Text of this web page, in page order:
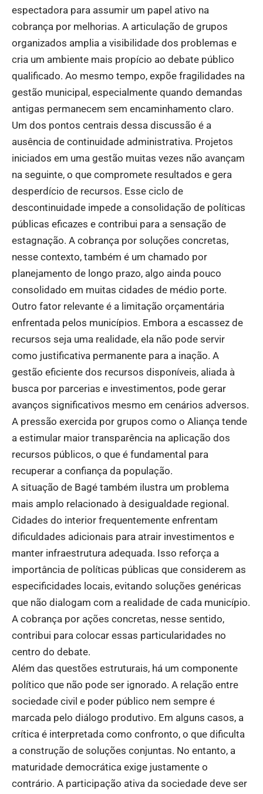
espectadora para assumir um papel ativo na
cobrança por melhorias. A articulação de grupos
organizados amplia a visibilidade dos problemas e
cria um ambiente mais propício ao debate público
qualificado. Ao mesmo tempo, expõe fragilidades na
gestão municipal, especialmente quando demandas
antigas permanecem sem encaminhamento claro.
Um dos pontos centrais dessa discussão é a
ausência de continuidade administrativa. Projetos
iniciados em uma gestão muitas vezes não avançam
na seguinte, o que compromete resultados e gera
desperdício de recursos. Esse ciclo de
descontinuidade impede a consolidação de políticas
públicas eficazes e contribui para a sensação de
estagnação. A cobrança por soluções concretas,
nesse contexto, também é um chamado por
planejamento de longo prazo, algo ainda pouco
consolidado em muitas cidades de médio porte.
Outro fator relevante é a limitação orçamentária
enfrentada pelos municípios. Embora a escassez de
recursos seja uma realidade, ela não pode servir
como justificativa permanente para a inação. A
gestão eficiente dos recursos disponíveis, aliada à
busca por parcerias e investimentos, pode gerar
avanços significativos mesmo em cenários adversos.
A pressão exercida por grupos como o Aliança tende
a estimular maior transparência na aplicação dos
recursos públicos, o que é fundamental para
recuperar a confiança da população.
A situação de Bagé também ilustra um problema
mais amplo relacionado à desigualdade regional.
Cidades do interior frequentemente enfrentam
dificuldades adicionais para atrair investimentos e
manter infraestrutura adequada. Isso reforça a
importância de políticas públicas que considerem as
especificidades locais, evitando soluções genéricas
que não dialogam com a realidade de cada município.
A cobrança por ações concretas, nesse sentido,
contribui para colocar essas particularidades no
centro do debate.
Além das questões estruturais, há um componente
político que não pode ser ignorado. A relação entre
sociedade civil e poder público nem sempre é
marcada pelo diálogo produtivo. Em alguns casos, a
crítica é interpretada como confronto, o que dificulta
a construção de soluções conjuntas. No entanto, a
maturidade democrática exige justamente o
contrário. A participação ativa da sociedade deve ser